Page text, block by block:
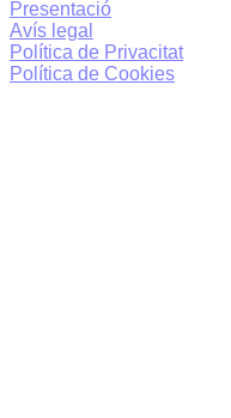
Presentació
Avís legal
Política de Privacitat
Política de Cookies